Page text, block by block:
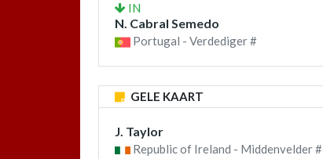
IN
N. Cabral Semedo
Portugal - Verdediger #
GELE KAART
J. Taylor
Republic of Ireland - Middenvelder #